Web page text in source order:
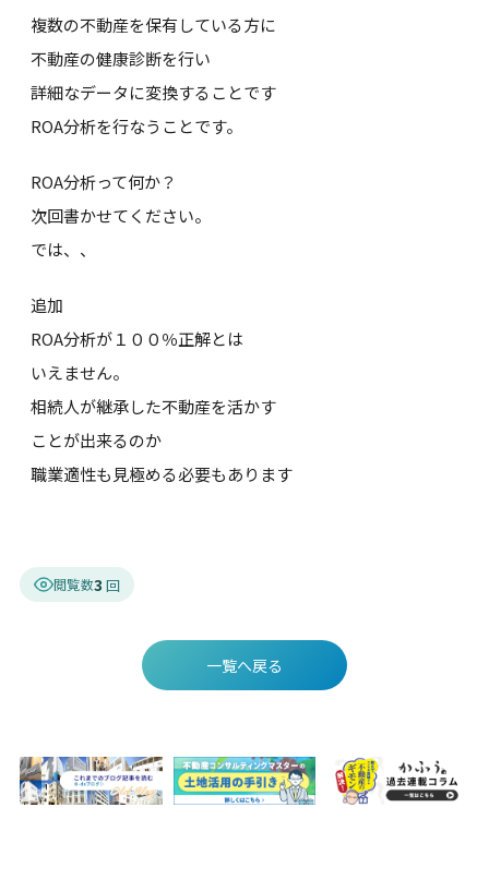
複数の不動産を保有している方に
不動産の健康診断を行い
詳細なデータに変換することです
ROA分析を行なうことです。
ROA分析って何か？
次回書かせてください。
では、、
追加
ROA分析が１００％正解とは
いえません。
相続人が継承した不動産を活かす
ことが出来るのか
職業適性も見極める必要もあります
閲覧数3
一覧へ戻る